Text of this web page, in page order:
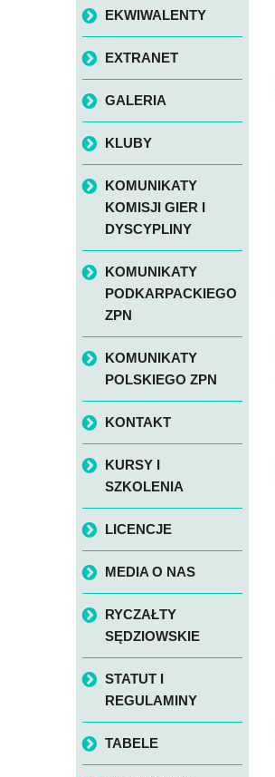
EKWIWALENTY
EXTRANET
GALERIA
KLUBY
KOMUNIKATY
KOMISJI GIER I
DYSCYPLINY
KOMUNIKATY
PODKARPACKIEGO
ZPN
KOMUNIKATY
POLSKIEGO ZPN
KONTAKT
KURSY I
SZKOLENIA
LICENCJE
MEDIA O NAS
RYCZAŁTY
SĘDZIOWSKIE
STATUT I
REGULAMINY
TABELE